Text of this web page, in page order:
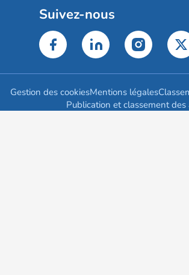
Suivez-nous
Gestion des cookiesMentions légales
Publication et classement des